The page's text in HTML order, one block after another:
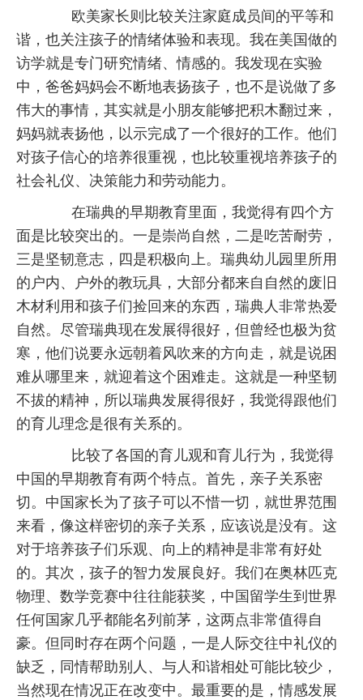
欧美家长则比较关注家庭成员间的平等和
谐，也关注孩子的情绪体验和表现。我在美国做的
访学就是专门研究情绪、情感的。我发现在实验
中，爸爸妈妈会不断地表扬孩子，也不是说做了多
伟大的事情，其实就是小朋友能够把积木翻过来，
妈妈就表扬他，以示完成了一个很好的工作。他们
对孩子信心的培养很重视，也比较重视培养孩子的
社会礼仪、决策能力和劳动能力。
在瑞典的早期教育里面，我觉得有四个方
面是比较突出的。一是崇尚自然，二是吃苦耐劳，
三是坚韧意志，四是积极向上。瑞典幼儿园里所用
的户内、户外的教玩具，大部分都来自自然的废旧
木材利用和孩子们捡回来的东西，瑞典人非常热爱
自然。尽管瑞典现在发展得很好，但曾经也极为贫
寒，他们说要永远朝着风吹来的方向走，就是说困
难从哪里来，就迎着这个困难走。这就是一种坚韧
不拔的精神，所以瑞典发展得很好，我觉得跟他们
的育儿理念是很有关系的。
比较了各国的育儿观和育儿行为，我觉得
中国的早期教育有两个特点。首先，亲子关系密
切。中国家长为了孩子可以不惜一切，就世界范围
来看，像这样密切的亲子关系，应该说是没有。这
对于培养孩子们乐观、向上的精神是非常有好处
的。其次，孩子的智力发展良好。我们在奥林匹克
物理、数学竞赛中往往能获奖，中国留学生到世界
任何国家几乎都能名列前茅，这两点非常值得自
豪。但同时存在两个问题，一是人际交往中礼仪的
缺乏，同情帮助别人、与人和谐相处可能比较少，
当然现在情况正在改变中。最重要的是，情感发展